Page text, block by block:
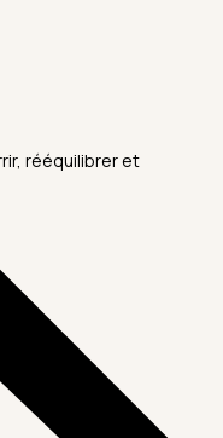
rééquilibrer et